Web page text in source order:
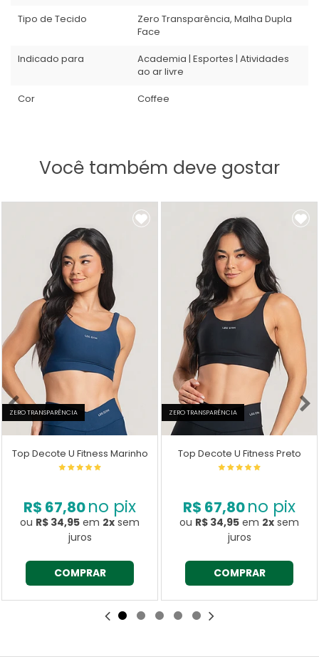
Tipo de Tecido
Zero Transparência, Malha Dupla
Face
Indicado para
Academia | Esportes | Atividades
ao ar livre
Cor
Coffee
Você também deve gostar
ZERO TRANSPARÊNCIA
Top Decote U Fitness Marinho
R$ 67,80no pix
ou R$ 34,95 em 2x sem
juros
COMPRAR
ZERO TRANSPARÊNCIA
Top Decote U Fitness Preto
R$ 67,80no pix
ou R$ 34,95 em 2x sem
juros
COMPRAR